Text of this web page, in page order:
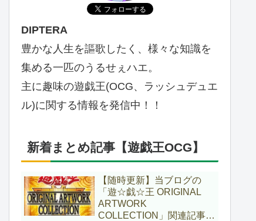
DIPTERA
豊かな人生を謳歌したく、様々な知識を
集める一匹のうるせぇハエ。
主に趣味の遊戯王(OCG、ラッシュデュエ
ル)に関する情報を発信中！！
新着まとめ記事【遊戯王OCG】
【随時更新】当ブログの
「遊☆戯☆王 ORIGINAL
ARTWORK
COLLECTION」関連記事や